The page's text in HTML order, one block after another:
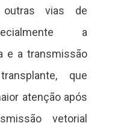
outras vias de
a
e a transmissão
que
atenção após
vetorial